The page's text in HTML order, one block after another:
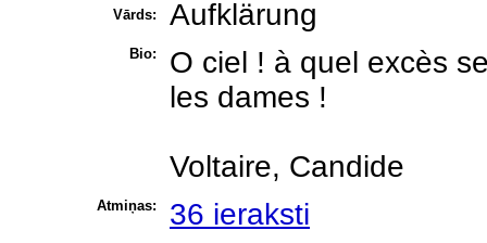
Vārds: Aufklärung
Bio:
O ciel ! à quel excès
les dames !
Voltaire, Candide
Atmiņas: 36 ieraksti